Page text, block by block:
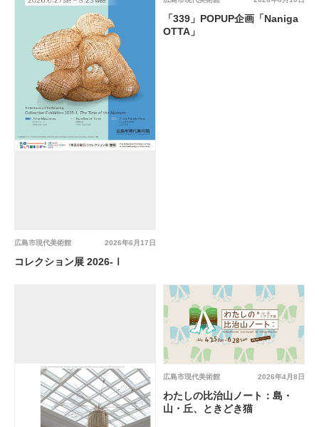
2026年6月17日
広島市現代美術館
コレクション展 2026-Ⅰ
「339」POPUP企画「Naniga
OTTA」
2026年4月8日
広島市現代美術館
わたしの比治山ノート：島・
山・丘、ときどき猫